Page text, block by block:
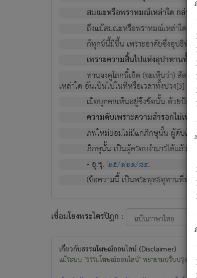
สมณะหรือพราหมณ์เหล่าใด กล่า
ถึงแม้สมณะหรือพราหมณ์เหล่าใด ก
ก็ทุกข์นี้มีขึ้น เพราะอาศัยซึ่งอุปธิทั้ง
เพราะความสิ้นไปแห่งอุปาทานทั้ง
ท่านจงดูโลกนี้เถิด (จะเห็นว่า) สัต
เหล่าใด อันเป็นไปในที่หรือเวลาทั้งปวง[3]
เมื่อบุคคลเห็นอยู่ซึ่งข้อนั้น ด้วยปัญ
ความดับเพราะความสำรอกไม่เห
ภพใหม่ย่อมไม่มีแก่ภิกษุนั้น ผู้ดับเย็
ภิกษุนั้น เป็นผู้ครอบงำมารได้แล้ว
- อุ.ขุ.๒๕/๑๒๑/๘๔.
(ข้อความนี้ เป็นพระพุทธอุทานที่ทรง
เชื่อมโยงพระไตรปิฏก :
เกี่ยวกับธรรมโฆษณ์ออนไลน์ (Disclaimer)
แม้ระบบ "ธรรมโฆษณ์ออนไลน์" พยายามปรับปรุง